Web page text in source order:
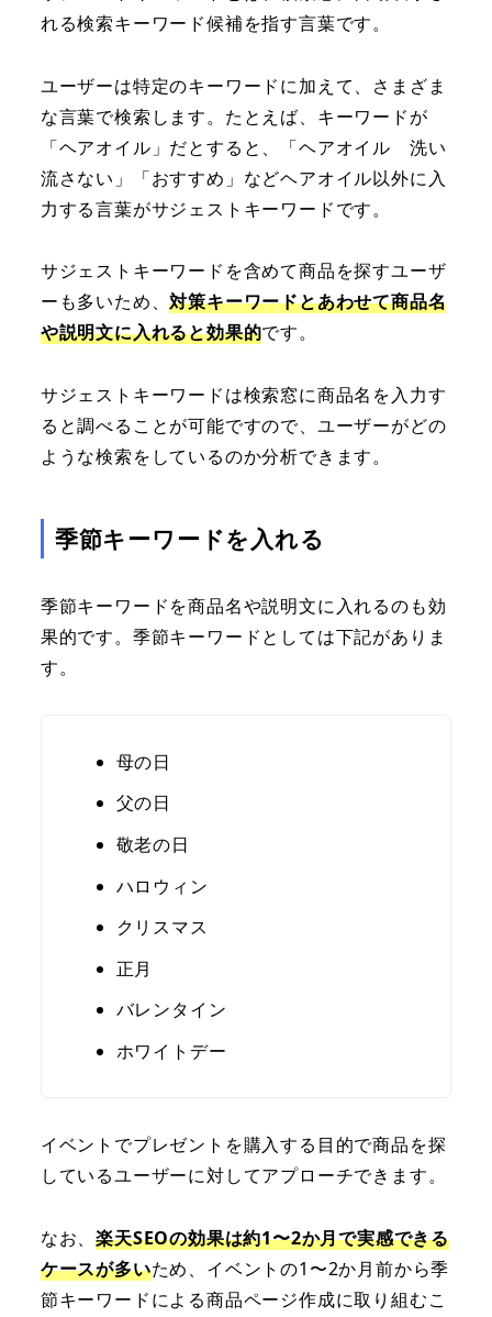
れる検索キーワード候補を指す言葉です。
ユーザーは特定のキーワードに加えて、さまざま
な言葉で検索します。たとえば、キーワードが
「ヘアオイル」だとすると、「ヘアオイル 洗い
流さない」「おすすめ」などヘアオイル以外に入
力する言葉がサジェストキーワードです。
サジェストキーワードを含めて商品を探すユーザ
ーも多いため、対策キーワードとあわせて商品名
や説明文に入れると効果的です。
サジェストキーワードは検索窓に商品名を入力す
ると調べることが可能ですので、ユーザーがどの
ような検索をしているのか分析できます。
季節キーワードを入れる
季節キーワードを商品名や説明文に入れるのも効
果的です。季節キーワードとしては下記がありま
す。
母の日
父の日
敬老の日
ハロウィン
クリスマス
正月
バレンタイン
ホワイトデー
イベントでプレゼントを購入する目的で商品を探
しているユーザーに対してアプローチできます。
なお、楽天SEOの効果は約1〜2か月で実感できる
ケースが多いため、イベントの1〜2か月前から季
節キーワードによる商品ページ作成に取り組むこ